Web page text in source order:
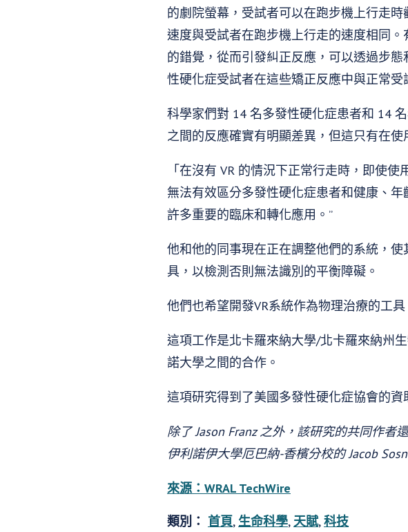
的劇院螢幕，受試者可以在跑步機上行走
速度與受試者在跑步機上行走的速度相同
的錯覺，從而引發糾正反應，可以透過步
性硬化症受試者在這些矯正反應中與正常受
科學家們對 14 名多發性硬化症患者和 14
之間的反應確實有明顯差異，但這只有在使
「在沒有 VR 的情況下正常行走時，即使
無法有效區分多發性硬化症患者和健康、
許多重要的臨床和轉化應用。”
他和他的同事現在正在調整他們的系統，
具，以檢測否則無法識別的平衡障礙。
他們也希望開發VR系統作為物理治療的工
這項工作是北卡羅來納大學/北卡羅來納州
諾大學之間的合作。
這項研究得到了美國多發性硬化症協會的資
除了 Jason Franz 之外，該研究的共同作者
伊利諾伊大學厄巴納-香檳分校的 Jacob
來源：WRAL TechWire
類別： 首頁, 生命科學, 天賦,科技